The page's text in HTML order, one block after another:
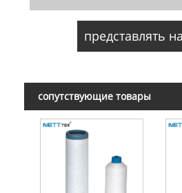
сопутствующие товары